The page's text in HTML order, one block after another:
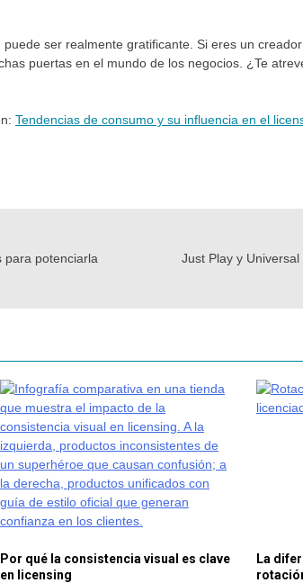
ser realmente gratificante. Si eres un
puertas en el mundo de los negocios. ¿Te
Tendencias de consumo y su influencia en el
para potenciarla Just Play y
Por qué la consistencia visual es clave
en licensing
La